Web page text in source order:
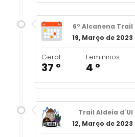
6º Alcanena Trail
19, Março de 2023
Geral
37 º
Femininos
4 º
Trail Aldeia d`Ul
12, Março de 2023